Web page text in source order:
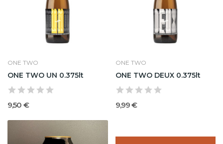
ONE TWO
ONE TWO UN 0.375lt
9,50 €
ONE TWO
ONE TWO DEUX 0.375lt
9,99 €